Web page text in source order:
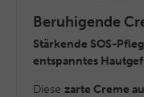
Beruhigende
Stärkende SOS-
entspanntes
Diese zarte Creme